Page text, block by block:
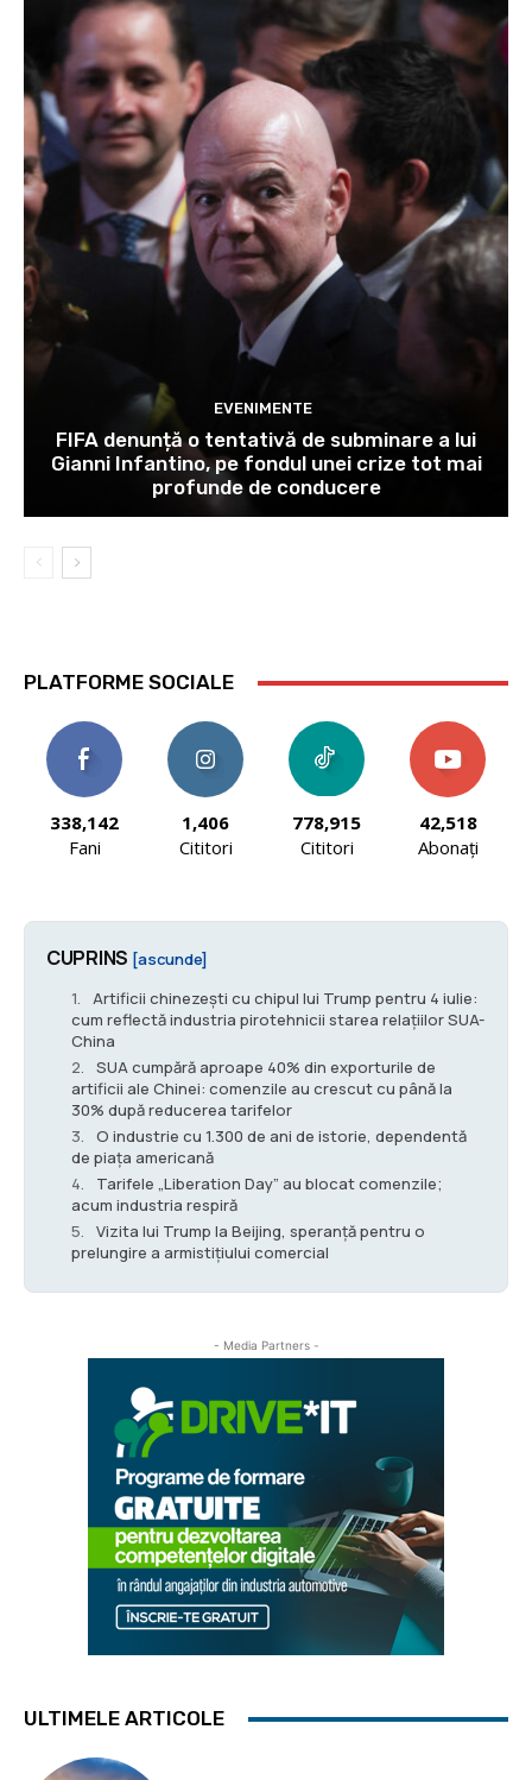
EVENIMENTE
FIFA denunță o tentativă de subminare a lui
Gianni Infantino, pe fondul unei crize tot mai
profunde de conducere
PLATFORME SOCIALE
338,142
Fani
1,406
Cititori
778,915
Cititori
42,518
Abonați
CUPRINS [ascunde]
Artificii chinezești cu chipul lui Trump pentru 4 iulie:
cum reflectă industria pirotehnicii starea relațiilor SUA-
China
SUA cumpără aproape 40% din exporturile de
artificii ale Chinei: comenzile au crescut cu până la
30% după reducerea tarifelor
O industrie cu 1.300 de ani de istorie, dependentă
de piața americană
Tarifele „Liberation Day” au blocat comenzile;
acum industria respiră
Vizita lui Trump la Beijing, speranță pentru o
prelungire a armistițiului comercial
- Media Partners -
ULTIMELE ARTICOLE